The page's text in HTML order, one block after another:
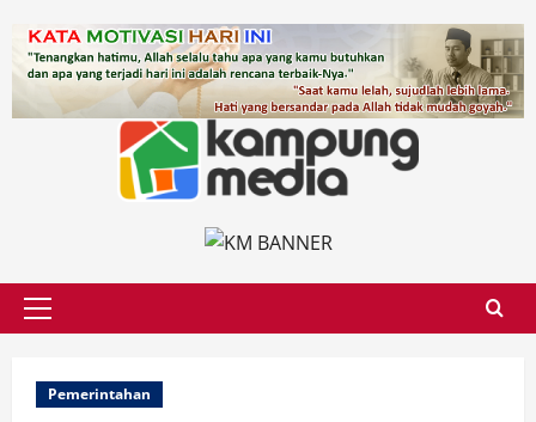
content
Primary
Pemerintahan